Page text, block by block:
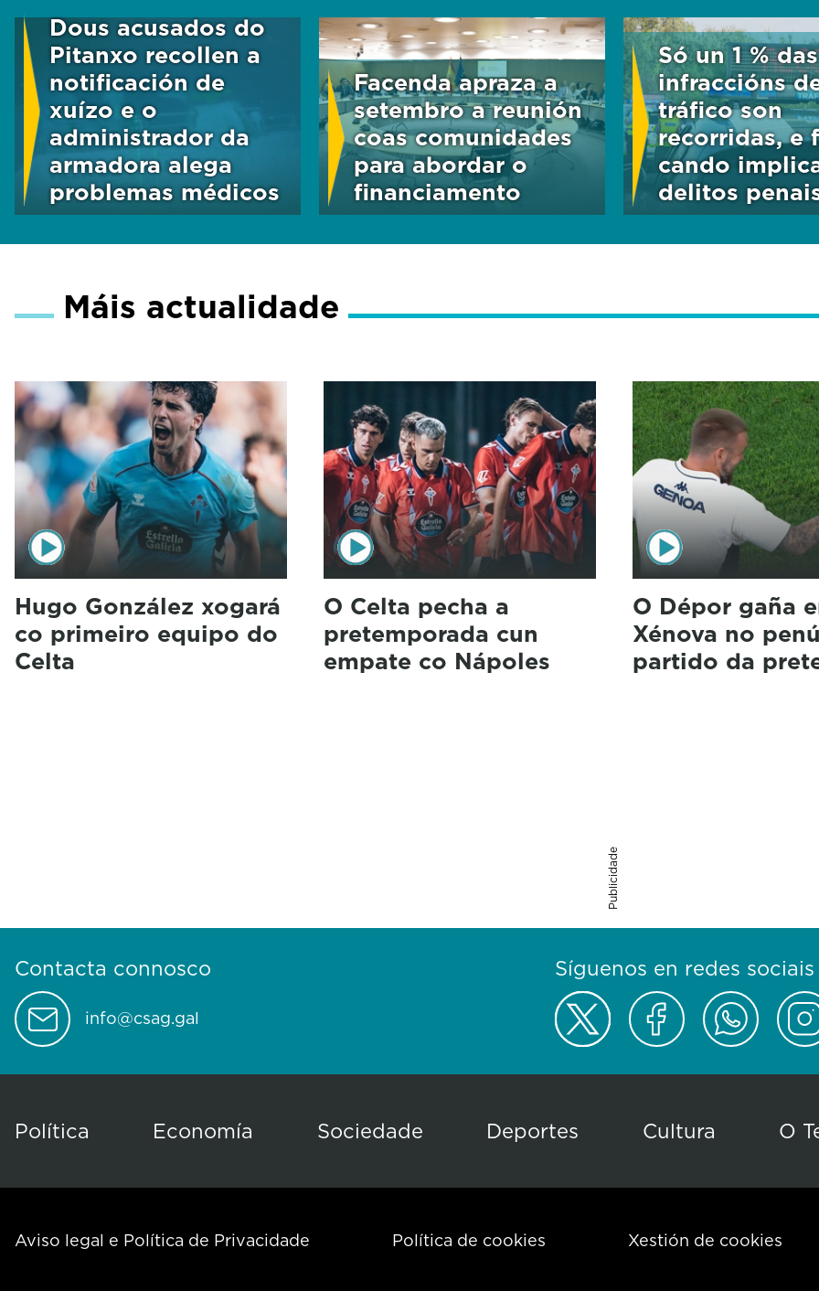
Dous acusados do
Pitanxo recollen a
notificación de
xuízo e o
administrador da
armadora alega
problemas médicos
Facenda apraza a
setembro a reunión
coas comunidades
para abordar o
financiamento
Só un 1 % das
infraccións
tráfico son
recorridas, e
cando
delitos
Máis actualidade
Hugo González xogará
co primeiro equipo do
Celta
O Celta pecha a
pretemporada cun
empate co Nápoles
O Dépor gaña
Xénova no
partido da
Publicidade
Contacta connosco
info@csag.gal
Síguenos en redes sociais
Política Economía Sociedade Deportes Cultura O
Aviso legal e Política de Privacidade Política de cookies Xestión de cookies